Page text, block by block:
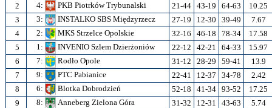
2
4: PKB Piotrków Trybunalski 21-44 43-19 64-63
10.25
3
3: INSTALKO SBS Międzyrzecz 27-19 12-30 39-49
7.67
4
2: MKS Strzelce Opolskie 32-16 46-18 78-34
17.58
5
1: INVENIO Szlem Dzierżoniów 22-12 42-21 64-33
15.97
6
7: Rodło Opole 31-12 28-29 59-41
13.9
7
9: PTC Pabianice 22-41 12-37 34-78
2.42
8
6: Blotka Dobrodzień 52-18 41-34 93-52
17.25
9
8: Anneberg Zielona Góra 31-32 12-31 43-63
5.74